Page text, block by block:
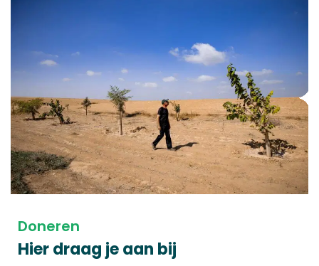
Doneren
Hier draag je aan bij